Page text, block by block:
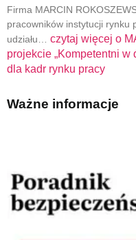
Firma MARCIN
pracowników instytucji rynku
udziału… czytaj więcej o
projekcie „Kompetentni w
dla kadr rynku pracy
Ważne informacje